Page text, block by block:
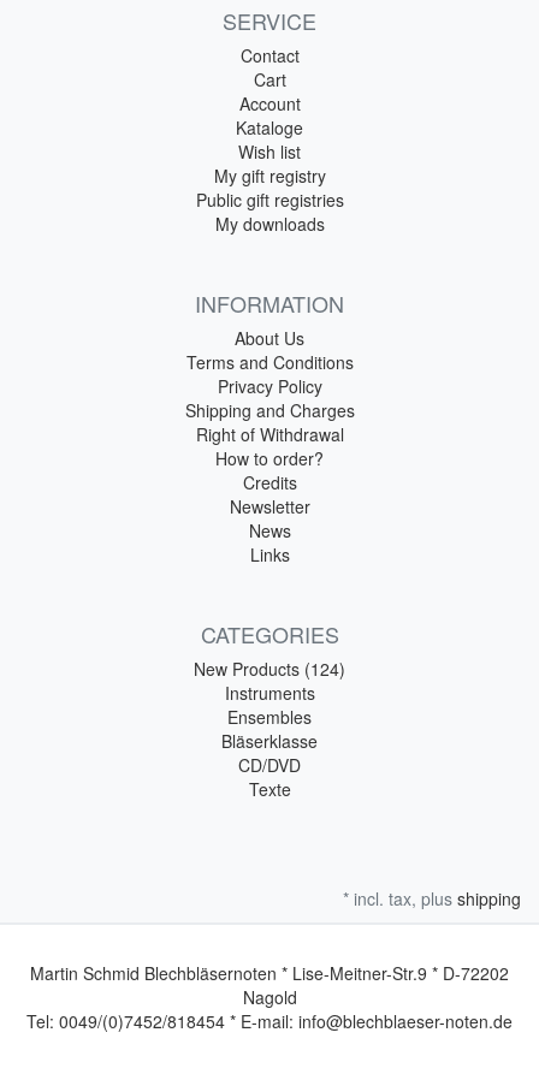
SERVICE
Contact
Cart
Account
Kataloge
Wish list
My gift registry
Public gift registries
My downloads
INFORMATION
About Us
Terms and Conditions
Privacy Policy
Shipping and Charges
Right of Withdrawal
How to order?
Credits
Newsletter
News
Links
CATEGORIES
New Products (124)
Instruments
Ensembles
Bläserklasse
CD/DVD
Texte
* incl. tax, plus shipping
Martin Schmid Blechbläsernoten * Lise-Meitner-Str.9 * D-72202
Nagold
Tel: 0049/(0)7452/818454 * E-mail: info@blechblaeser-noten.de